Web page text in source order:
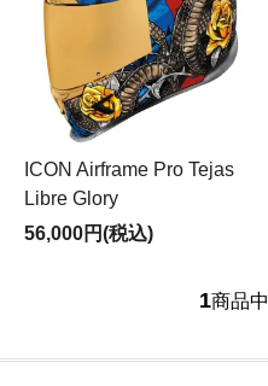
ICON Airframe Pro Tejas
Libre Glory
56,000円(税込)
1商品中